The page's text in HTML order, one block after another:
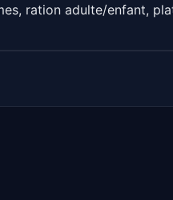
ration adulte/enfant,